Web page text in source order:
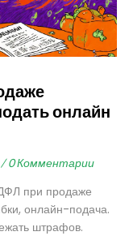
онлайн
0 Комментарии
при продаже
онлайн-подача.
штрафов.